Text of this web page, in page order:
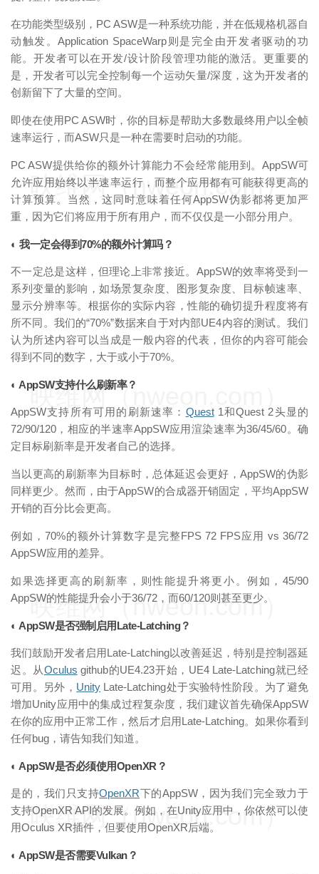
在功能类型级别，PC ASW是一种系统功能，并在低规格机器自
动触发。Application SpaceWarp则是完全由开发者驱动的功
能。开发者可以在开发/设计阶段管理功能的激活。更重要的
是，开发者可以完全控制每一个运动矢量/深度，这为开发者的
创新留下了大量的空间。
即使在使用PC ASW时，你的目标是帮助大多数最终用户以全帧
速率运行，而ASW只是一种在需要时启动的功能。
PC ASW提供给你的额外计算能力不会经常能用到。AppSW可
允许应用始终以半速率运行，而整个应用都有可能获得更高的
计算预算。当然，这同时意味着任何AppSW伪影都将更加严
重，因为它们将应用于所有用户，而不仅仅是一小部分用户。
◐ 我一定会得到70%的额外计算吗？
不一定总是这样，但理论上非常接近。AppSW的效率将受到一
系列变量的影响，如场景复杂度、图形复杂度、目标帧速率、
显示分辨率等。根据你的实际内容，性能的确切提升程度将有
所不同。我们的“70%”数据来自于对内部UE4内容的测试。我们
认为所述内容可以当成是一般内容的代表，但你的内容可能会
得到不同的数字，大于或小于70%。
◐ AppSW支持什么刷新率？
AppSW支持所有可用的刷新速率： Quest1和Quest 2头显的
72/90/120，相应的半速率AppSW应用渲染速率为36/45/60。确
定目标刷新率是开发者自己的选择。
当以更高的刷新率为目标时，总体延迟会更好，AppSW的伪影
同样更少。然而，由于AppSW的合成器开销固定，平均AppSW
开销的百分比会更高。
例如，70%的额外计算数字是完整FPS 72 FPS应用 vs 36/72
AppSW应用的差异。
如果选择更高的刷新率，则性能提升将更小。例如，45/90
AppSW的性能提升会小于36/72，而60/120则甚至更少。
◐ AppSW是否强制启用Late-Latching？
我们鼓励开发者启用Late-Latching以改善延迟，特别是控制器延
迟。从Oculus github的UE4.23开始，UE4 Late-Latching就已经
可用。另外， Unity Late-Latching处于实验特性阶段。为了避免
增加Unity应用中的集成过程复杂度，我们建议首先确保AppSW
在你的应用中正常工作，然后才启用Late-Latching。如果你看到
任何bug，请告知我们知道。
◐ AppSW是否必须使用OpenXR？
是的，我们只支持OpenXR下的AppSW，因为我们完全致力于
支持OpenXR API的发展。例如，在Unity应用中，你依然可以使
用Oculus XR插件，但要使用OpenXR后端。
◐ AppSW是否需要Vulkan？
映维网（nweon.com）
映维网（nweon.com）
映维网（nweon.com）
映维网（nweon.com）